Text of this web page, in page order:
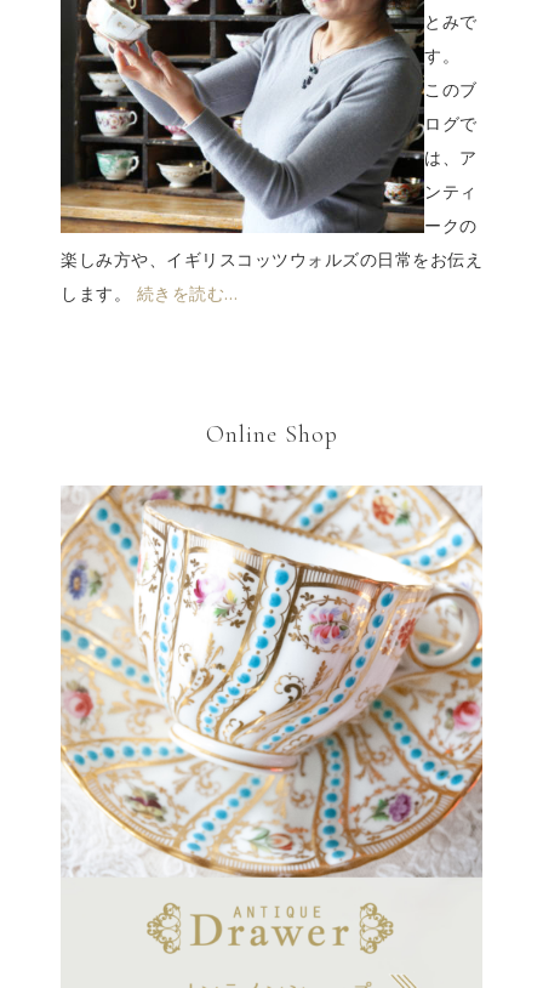
とみで
す。
このブ
ログで
は、ア
ンティ
ークの
楽しみ方や、イギリスコッツウォルズの日常をお伝え
します。 続きを読む…
Online Shop